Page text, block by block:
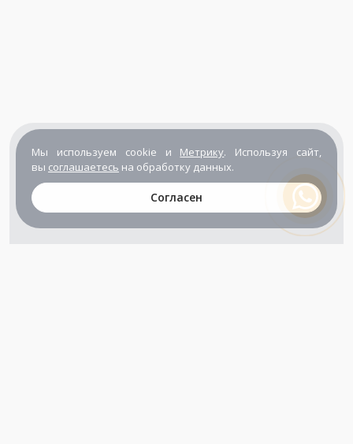
Мы используем cookie и Метрику. Используя сайт,
вы соглашаетесь на обработку данных.
Согласен